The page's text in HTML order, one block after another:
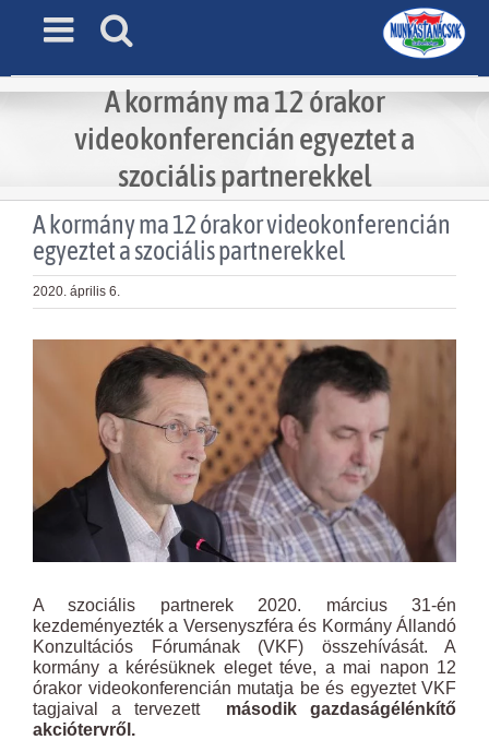
A kormány ma 12 órakor
videokonferencián egyeztet a
szociális partnerekkel
A kormány ma 12 órakor videokonferencián
egyeztet a szociális partnerekkel
2020. április 6.
A szociális partnerek 2020. március 31-én
kezdeményezték a Versenyszféra és Kormány Állandó
Konzultációs Fórumának (VKF) összehívását. A
kormány a kérésüknek eleget téve, a mai napon 12
órakor videokonferencián mutatja be és egyeztet VKF
tagjaival a tervezettmásodik gazdaságélénkítő
akciótervről.